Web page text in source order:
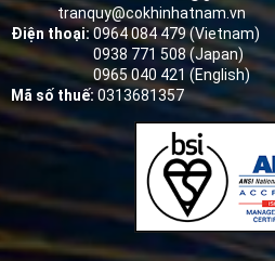
tranquy@cokhinhatnam.vn
Điện thoại:0964 084 479 (Vietnam)
0938 771 508 (Japan)
0965 040 421 (English)
Mã số thuế: 0313681357